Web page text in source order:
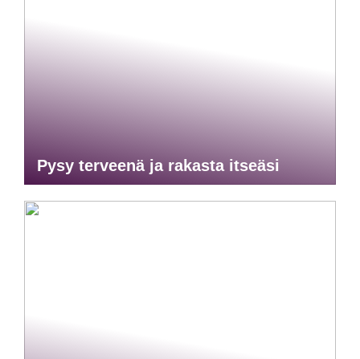
Pysy terveenä ja rakasta itseäsi